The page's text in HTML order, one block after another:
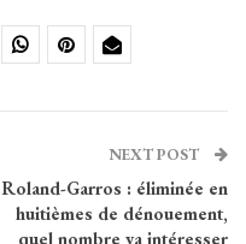
NEXT POST
Roland-Garros : éliminée en
huitièmes de dénouement,
quel nombre va intéresser